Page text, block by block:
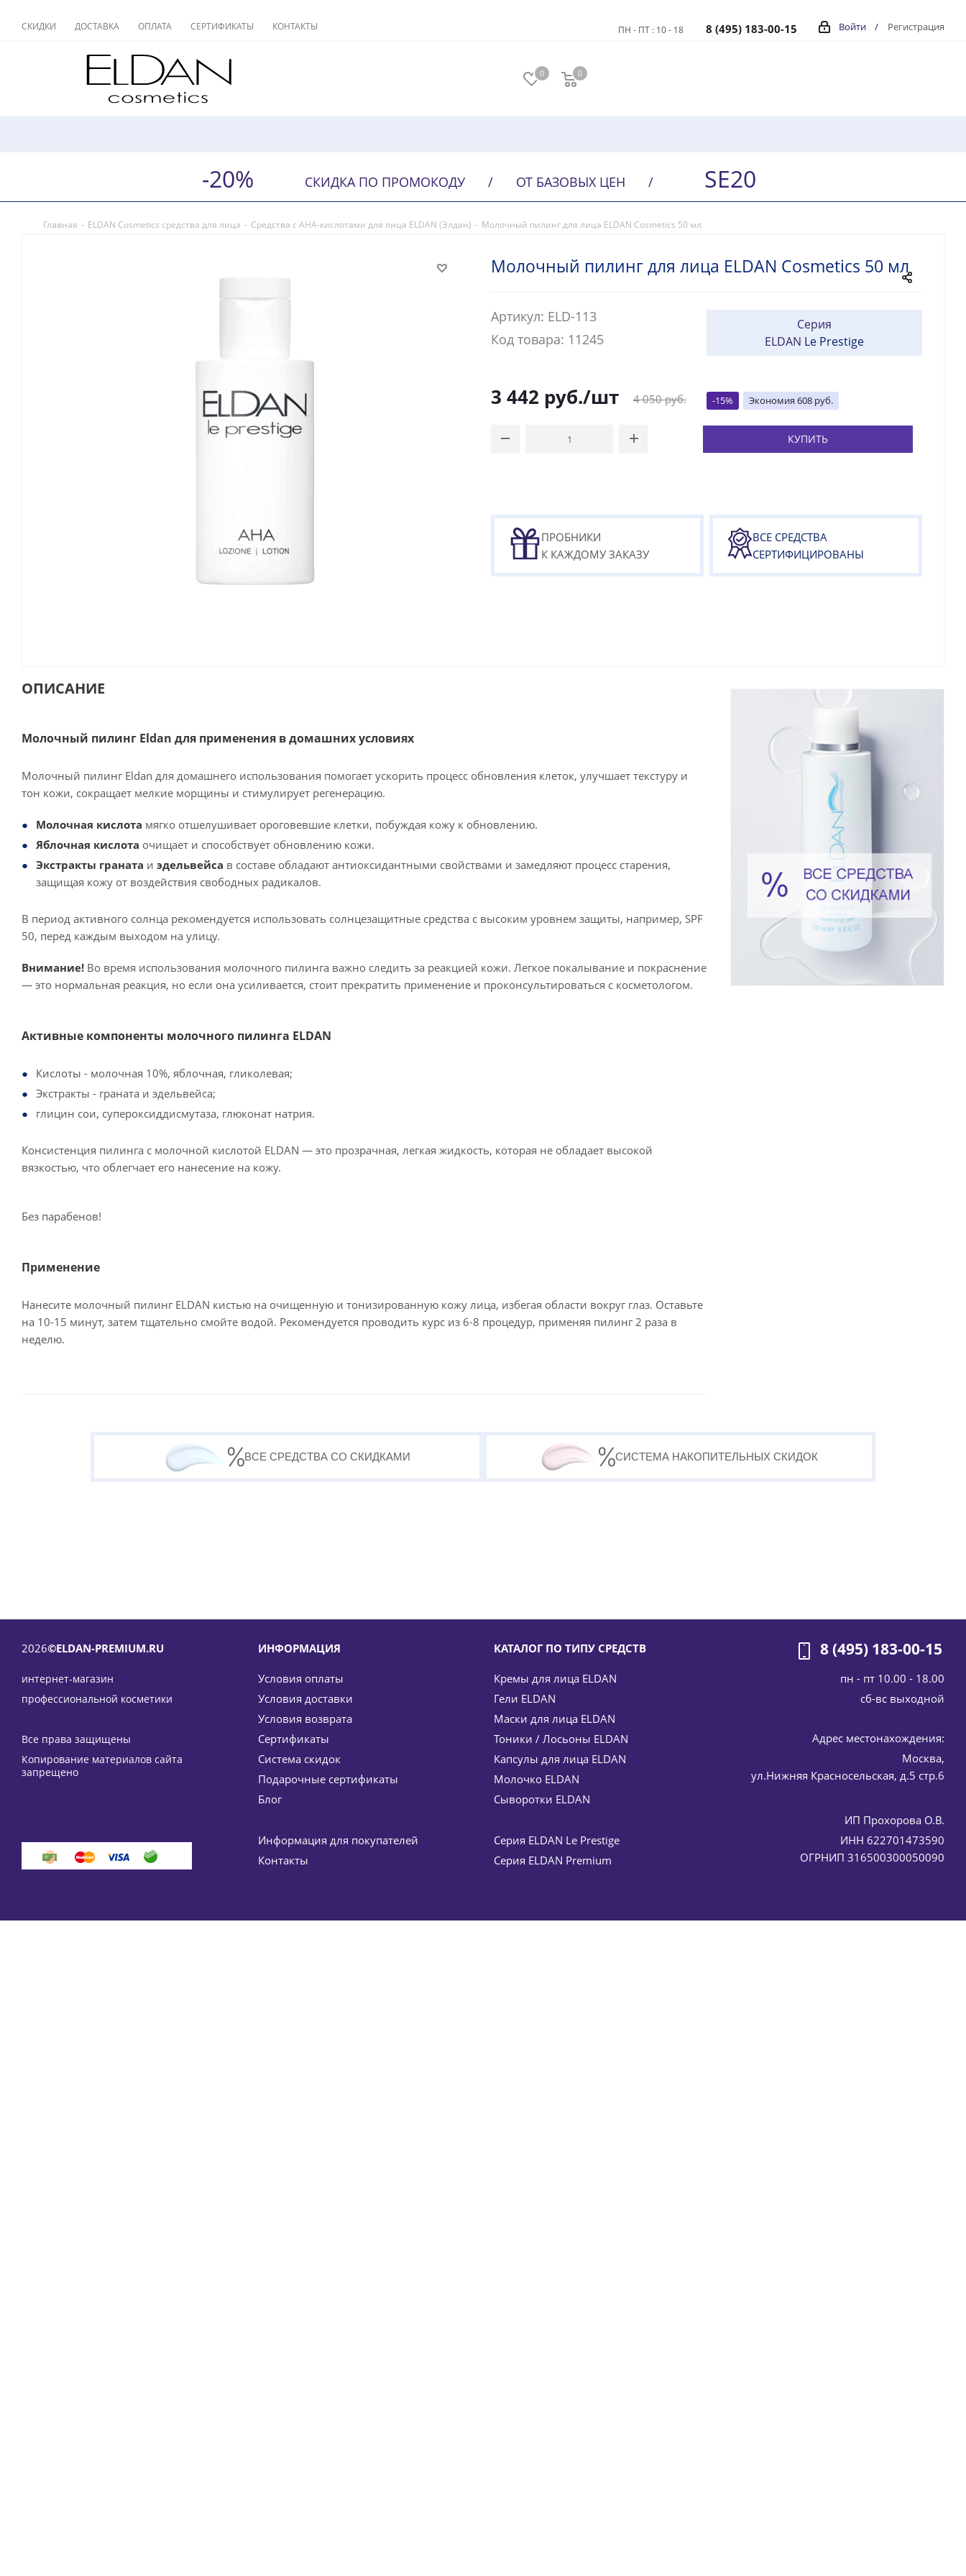
СКИДКИ ДОСТАВКА ОПЛАТА СЕРТИФИКАТЫ КОНТАКТЫ Войти / Регистрация
ПН - ПТ : 10 - 18 8 (495) 183-00-15
0 0
-20% СКИДКА ПО ПРОМОКОДУ / ОТ БАЗОВЫХ ЦЕН / SE20
Главная - ELDAN Cosmetics средства для лица - Средства с AHA-кислотами для лица ELDAN (Элдан) - Молочный пилинг для лица ELDAN Cosmetics 50 мл
Молочный пилинг для лица ELDAN Cosmetics 50 мл
Артикул: ELD-113
Код товара: 11245
Серия
ELDAN Le Prestige
3 442 руб./шт 4 050руб. -15% Экономия 608 руб.
КУПИТЬ
ПРОБНИКИ
К КАЖДОМУ ЗАКАЗУ
ВСЕ СРЕДСТВА
СЕРТИФИЦИРОВАНЫ
ОПИСАНИЕ
Молочный пилинг Eldan для применения в домашних условиях
Молочный пилинг Eldan для домашнего использования помогает ускорить процесс обновления клеток, улучшает текстуру и
тон кожи, сокращает мелкие морщины и стимулирует регенерацию.
Молочная кислота мягко отшелушивает ороговевшие клетки, побуждая кожу к обновлению.
Яблочная кислота очищает и способствует обновлению кожи.
Экстракты граната и эдельвейса в составе обладают антиоксидантными свойствами и замедляют процесс старения,
защищая кожу от воздействия свободных радикалов.
В период активного солнца рекомендуется использовать солнцезащитные средства с высоким уровнем защиты, например, SPF
50, перед каждым выходом на улицу.
Внимание! Во время использования молочного пилинга важно следить за реакцией кожи. Легкое покалывание и покраснение
— это нормальная реакция, но если она усиливается, стоит прекратить применение и проконсультироваться с косметологом.
Активные компоненты молочного пилинга ELDAN
Кислоты - молочная 10%, яблочная, гликолевая;
Экстракты - граната и эдельвейса;
глицин сои, супероксиддисмутаза, глюконат натрия.
Консистенция пилинга с молочной кислотой ELDAN — это прозрачная, легкая жидкость, которая не обладает высокой
вязкостью, что облегчает его нанесение на кожу.
Без парабенов!
Применение
Нанесите молочный пилинг ELDAN кистью на очищенную и тонизированную кожу лица, избегая области вокруг глаз. Оставьте
на 10-15 минут, затем тщательно смойте водой. Рекомендуется проводить курс из 6-8 процедур, применяя пилинг 2 раза в
неделю.
ВСЕ СРЕДСТВА СО СКИДКАМИ СИСТЕМА НАКОПИТЕЛЬНЫХ СКИДОК
Ребалансирующий тоник-лосьон с пребиотиком Rebalancing tonic lotion ELDAN Cosmetics 200 мл
3 676руб. /шт 4 325руб.
15%
2026©ELDAN-PREMIUM.RU
интернет-магазин
профессиональной косметики
Все права защищены
Копирование материалов сайта
запрещено
ИНФОРМАЦИЯ
Условия оплаты
Условия доставки
Условия возврата
Сертификаты
Система скидок
Подарочные сертификаты
Блог
Информация для покупателей
Контакты
КАТАЛОГ ПО ТИПУ СРЕДСТВ
Кремы для лица ELDAN
Гели ELDAN
Маски для лица ELDAN
Тоники / Лосьоны ELDAN
Капсулы для лица ELDAN
Молочко ELDAN
Сыворотки ELDAN
Серия ELDAN Le Prestige
Серия ELDAN Premium
8 (495) 183-00-15
пн - пт 10.00 - 18.00
cб-вс выходной
Адрес местонахождения:
Москва,
ул.Нижняя Красносельская, д.5 стр.6
ИП Прохорова О.В.
ИНН 622701473590
ОГРНИП 316500300050090